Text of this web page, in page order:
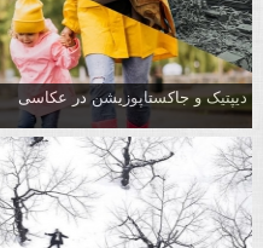
دیپتیک و جاکستا‌پوزیشن در عکاسی